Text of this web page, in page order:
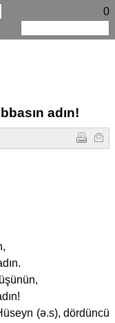
0
adın!
(ə.s), dördüncü